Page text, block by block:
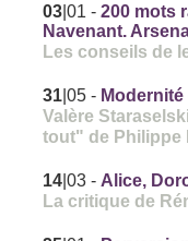
03 |01 -200 mots
Navenant.
Les conseils de
31 |05 -
Valère
tout" de Philippe
14 |03 - Alice,
La critique de